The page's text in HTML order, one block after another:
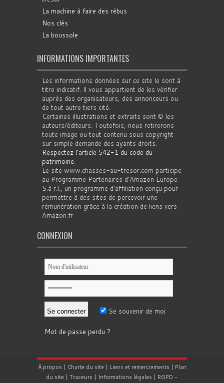
La machine à faire des rébus
Nos clés
La boussole
INFORMATIONS IMPORTANTES
Les informations données sur ce site le sont à
titre indicatif. Il vous appartient de les vérifier
auprès des organisateurs, des annonceurs ou
de tout autre tiers cité.
Certaines illustrations et extraits sont © les
auteurs/éditeurs. Toutefois, nous retirerons
toute image ou tout contenu sous copyright
sur simple demande des ayants droits.
Respectez l'article 542-1 du code du
patrimoine
Le site www.chasses-au-tresor.com participe
au Programme Partenaires d’Amazon Europe
S.à r.l., un programme d’affiliation conçu pour
permettre à des sites de percevoir une
rémunération grâce à la création de liens vers
Amazon.fr
CONNEXION
Se souvenir de moi
Mot de passe perdu ?
À propos | Charte du site | Liens et remerciements | Plan
du site | Traceurs | Informations légales | RGPD -